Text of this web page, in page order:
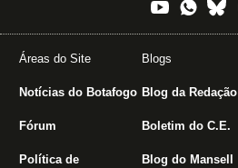
Áreas do Site
Notícias do Botafogo
Fórum
Política de
Blogs
Blog da Redação
Boletim do C.E.
Blog do Mansell